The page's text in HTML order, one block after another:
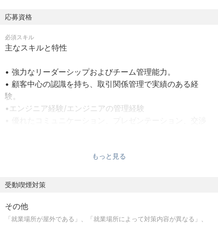
となり、機器設置、トレーニング、メンテナンス、問題解
らゆ
る業務の監督を担っていただきます。最終的には、競合の
組織に変えていくことが期待されています。
【職務内容】
1. リーダーシップ・管理
ョンとフィードバックを促進する。
• データ中心型のサービス管理をビジネスモデルとして推
進する。
応募資格
必須スキル
主なスキルと特性
• 強力なリーダーシップおよびチーム管理能力。
• 顧客中心の認識を持ち、取引関係管理で実績のある経
験。
•エンジニア経験/エンジニアの管理経験
• 日英の読み書きおよび会話、ビジネスレベル。
もっと見る
受動喫煙対策
その他
「就業場所が屋外である」、「就業場所によって対策内容が異なる」、